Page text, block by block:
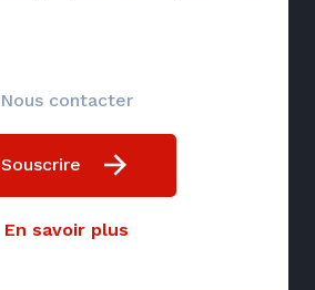
Nous contacter
Souscrire
En savoir plus